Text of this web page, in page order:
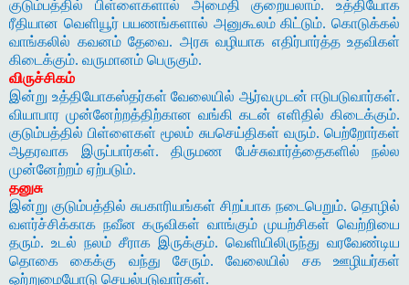
குடும்பத்தில் பிள்ளைகளால் அமைதி குறையலாம். உத்தியோக
ரீதியான வெளியூர் பயணங்களால் அனுகூலம் கிட்டும். கொடுக்கல்
வாங்கலில் கவனம் தேவை. அரசு வழியாக எதிர்பார்த்த உதவிகள்
கிடைக்கும். வருமானம் பெருகும்.
விருச்சிகம்
இன்று உத்தியோகஸ்தர்கள் வேலையில் ஆர்வமுடன் ஈடுபடுவார்கள்.
வியாபார முன்னேற்றத்திற்கான வங்கி கடன் எளிதில் கிடைக்கும்.
குடும்பத்தில் பிள்ளைகள் மூலம் சுபசெய்திகள் வரும். பெற்றோர்கள்
ஆதரவாக இருப்பார்கள். திருமண பேச்சுவார்த்தைகளில் நல்ல
முன்னேற்றம் ஏற்படும்.
தனுசு
இன்று குடும்பத்தில் சுபகாரியங்கள் சிறப்பாக நடைபெறும். தொழில்
வளர்ச்சிக்காக நவீன கருவிகள் வாங்கும் முயற்சிகள் வெற்றியை
தரும். உடல் நலம் சீராக இருக்கும். வெளியிலிருந்து வரவேண்டிய
தொகை கைக்கு வந்து சேரும். வேலையில் சக ஊழியர்கள்
ஒற்றுமையோடு செயல்படுவார்கள்.